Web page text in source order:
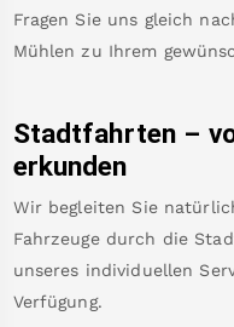
Fragen Sie uns gleich
Mühlen zu Ihrem
Stadtfahrten –
erkunden
Wir begleiten Sie
Fahrzeuge durch die
unseres individuellen
Verfügung.